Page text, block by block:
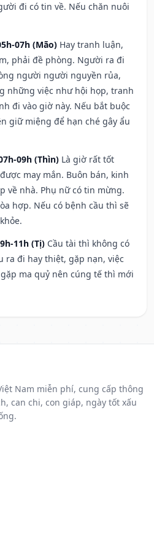
đi có tin về. Nếu chăn nuôi
07h (Mão) Hay tranh luận,
phải đề phòng. Người ra đi
người người nguyền rủa,
những việc như hội họp, tranh
đi vào giờ này. Nếu bắt buộc
giữ miệng để hạn ché gây ẩu
09h (Thìn) Là giờ rất tốt
may mắn. Buôn bán, kinh
về nhà. Phụ nữ có tin mừng.
hợp. Nếu có bệnh cầu thì sẽ
11h (Tị) Cầu tài thì không có
ra đi hay thiệt, gặp nạn, việc
ma quỷ nên cúng tế thì mới
Nam miễn phí, cung cấp thông
can chi, con giáp, ngày tốt xấu